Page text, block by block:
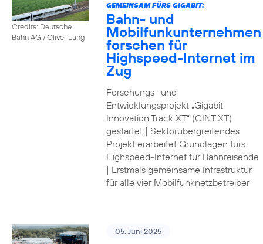
Credits: Deutsche
Bahn AG / Oliver Lang
GEMEINSAM FÜRS GIGABIT:
Bahn- und
Mobilfunkunternehmen
forschen für
Highspeed-Internet im
Zug
Forschungs- und
Entwicklungsprojekt „Gigabit
Innovation Track XT“ (GINT XT)
gestartet | Sektorübergreifendes
Projekt erarbeitet Grundlagen fürs
Highspeed-Internet für Bahnreisende
| Erstmals gemeinsame Infrastruktur
für alle vier Mobilfunknetzbetreiber
05. Juni 2025